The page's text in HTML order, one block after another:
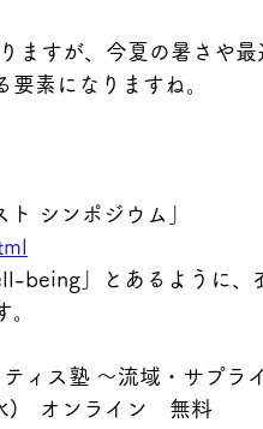
ますが、今夏の暑さや
素になりますね。
シンポジウム」
being」とあるように、
ス塾 ～流域・サプラ
)　オンライン　無料